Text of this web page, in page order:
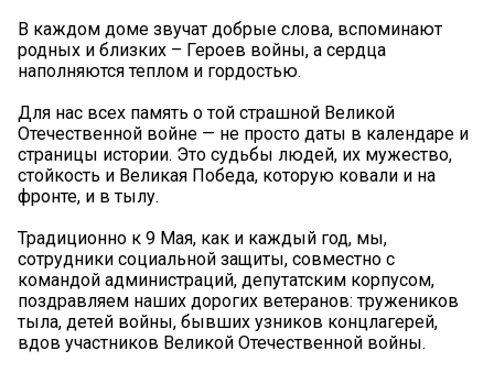
В каждом доме звучат добрые слова, вспоминают
родных и близких – Героев войны, а сердца
наполняются теплом и гордостью.
Для нас всех память о той страшной Великой
Отечественной войне — не просто даты в календаре и
страницы истории. Это судьбы людей, их мужество,
стойкость и Великая Победа, которую ковали и на
фронте, и в тылу.
Традиционно к 9 Мая, как и каждый год, мы,
сотрудники социальной защиты, совместно с
командой администраций, депутатским корпусом,
поздравляем наших дорогих ветеранов: тружеников
тыла, детей войны, бывших узников концлагерей,
вдов участников Великой Отечественной войны.